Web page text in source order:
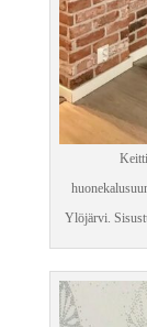
Ylöjärvi.